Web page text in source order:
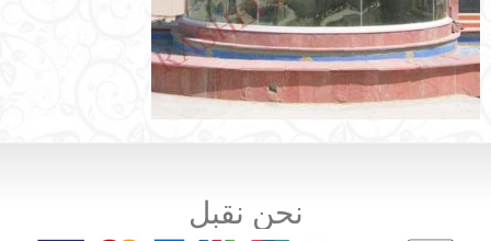
نحن نقبل